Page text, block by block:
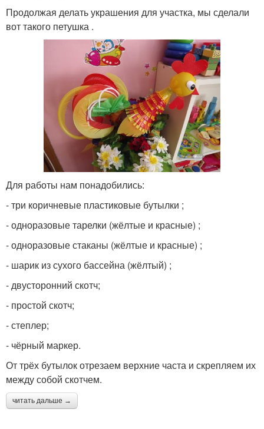
Продолжая делать украшения для участка, мы сделали
вот такого петушка .
Для работы нам понадобились:
- три коричневые пластиковые бутылки ;
- одноразовые тарелки (жёлтые и красные) ;
- одноразовые стаканы (жёлтые и красные) ;
- шарик из сухого бассейна (жёлтый) ;
- двусторонний скотч;
- простой скотч;
- степлер;
- чёрный маркер.
От трёх бутылок отрезаем верхние часта и скрепляем их
между собой скотчем.
читать дальше →